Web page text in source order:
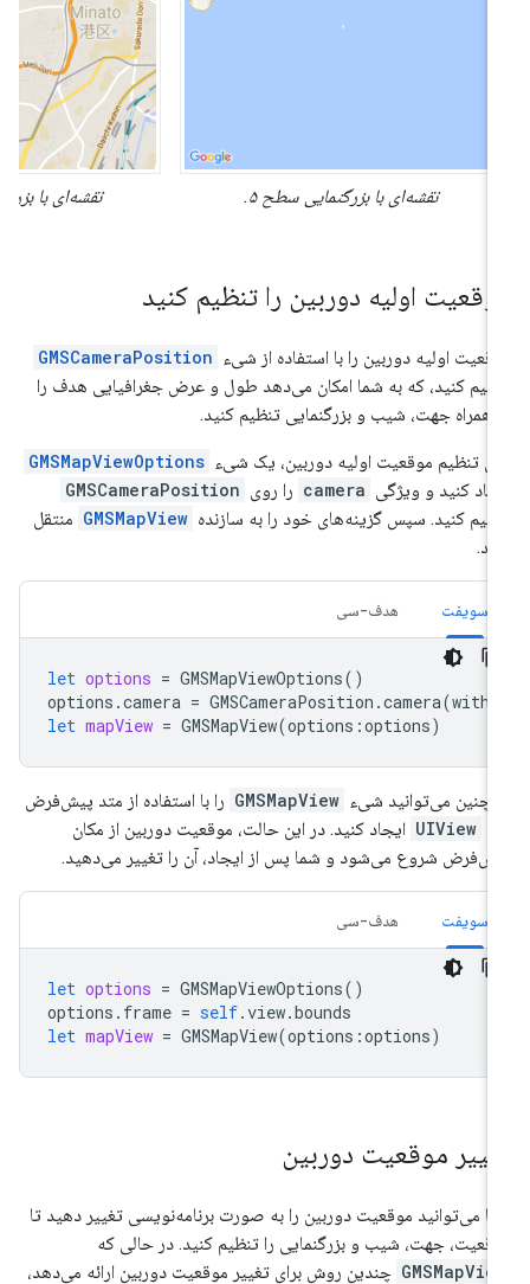
نقشه‌ای با بزرگنمایی سطح ۵. نقشه‌ای با
اولیه دوربین را تنظیم کنید
اولیه دوربین را با استفاده از شیء GMSCameraPosition
کنید، که به شما امکان می‌دهد طول و عرض جغرافیایی هدف را
همراه جهت، شیب و بزرگنمایی تنظیم کنید.
تنظیم موقعیت اولیه دوربین، یک شیء GMSMapViewOptions
کنید و ویژگی camera را روی GMSCameraPosition
کنید. سپس گزینه‌های خود را به سازنده GMSMapView منتقل
سویفت هدف-سی
let options = GMSMapViewOptions
options.camera = GMSCameraPosition.camera(
let mapView = GMSMapView(options:options
می‌توانید شیء GMSMapView را با استفاده از متد پیش‌فرض
UIView init ایجاد کنید. در این حالت، موقعیت دوربین از مکان
شروع می‌شود و شما پس از ایجاد، آن را تغییر می‌دهید.
سویفت هدف-سی
let options = GMSMapViewOptions
options.frame = self.view.bounds
let mapView = GMSMapView(options:options
موقعیت دوربین
می‌توانید موقعیت دوربین را به صورت برنامه‌نویسی تغییر دهید تا
جهت، شیب و بزرگنمایی را تنظیم کنید. در حالی که
چندین روش برای تغییر موقعیت دوربین ارائه می‌دهد،